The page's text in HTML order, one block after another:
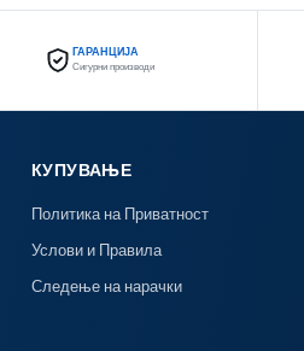
ГАРАНЦИЈА
Сигурни производи
КУПУВАЊЕ
Политика на Приватност
Услови и Правила
Следење на нарачки